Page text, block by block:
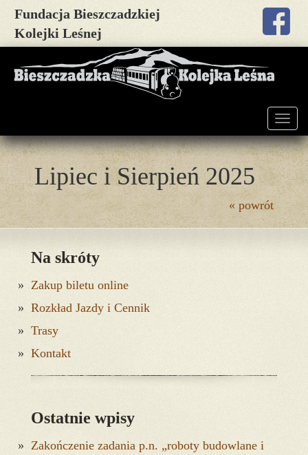
Fundacja Bieszczadzkiej
Kolejki Leśnej
Lipiec i Sierpień 2025
« powrót
Na skróty
Zakup biletu online
Rozkład Jazdy i Cennik
Trasy
Kontakt
Ostatnie wpisy
Zakończenie zadania p.n. „roboty budowlane i